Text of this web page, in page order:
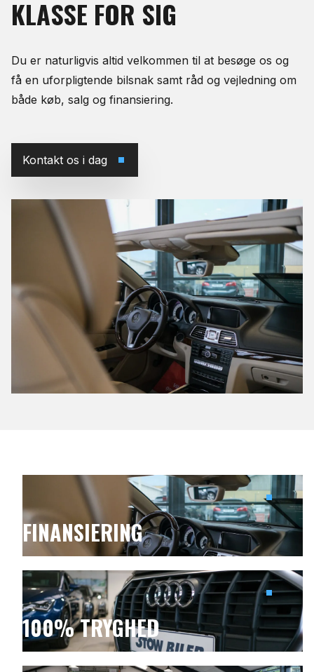
KLASSE FOR SIG
Du er naturligvis altid velkommen til at besøge os og
få en uforpligtende bilsnak samt råd og vejledning om
både køb, salg og finansiering.
Kontakt os i dag
FINANSIERING
100% TRYGHED